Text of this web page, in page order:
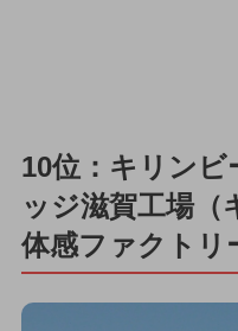
10位：キリン
ッジ滋賀工場（
体感ファクトリ